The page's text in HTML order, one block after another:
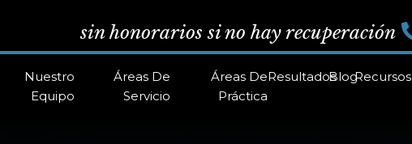
sin honorarios si no hay recuperación
Nuestro
Equipo
Áreas De
Servicio
Áreas De
Práctica
ResultadosBlogRecursos